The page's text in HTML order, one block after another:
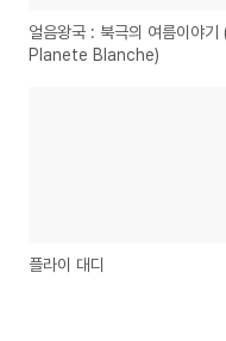
얼음왕국 : 북극의 여름이야기
Planete Blanche)
플라이 대디